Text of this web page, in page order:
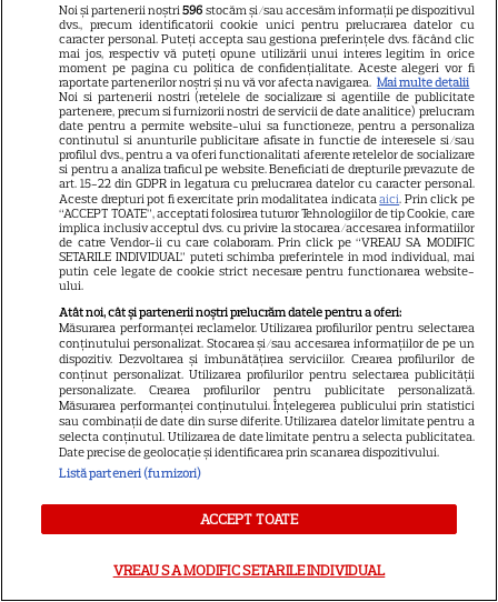
18
DISNEY PLUS
Ce vedem pe streaming între
27 iulie și 2 august 2026:
Diavolul se îmbracă de la Prada
2 pe Disney+ și mari noutăți
Netflix
15
DISNEY PLUS
Ghid de streaming, 20 – 26
iulie: „Star Trek: Noi lumi
stranii” revine cu sezonul 4. Ce
filme noi intră pe Netflix și
Max
DISNEY PLUS
Ghid streaming 13 – 19 iulie:
Octavia Spencer și Hannah
Waddingham pornesc în
Penn revine în Mystic River
Noi și partenerii noștri596 stocăm și/sau accesăm informații pe dispozitivul
dvs., precum identificatorii cookie unici pentru prelucrarea datelor cu
caracter personal. Puteți accepta sau gestiona preferințele dvs. făcând clic
mai jos, respectiv vă puteți opune utilizării unui interes legitim în orice
moment pe pagina cu politica de confidențialitate. Aceste alegeri vor fi
raportate partenerilor noștri și nu vă vor afecta navigarea. Mai multe detalii
Noi si partenerii nostri (retelele de socializare si agentiile de publicitate
partenere, precum si furnizorii nostri de servicii de date analitice) prelucram
date pentru a permite website-ului sa functioneze, pentru a personaliza
continutul si anunturile publicitare afisate in functie de interesele si/sau
profilul dvs., pentru a va oferi functionalitati aferente retelelor de socializare
si pentru a analiza traficul pe website. Beneficiati de drepturile prevazute de
art. 15-22 din GDPR in legatura cu prelucrarea datelor cu caracter personal.
Aceste drepturi pot fi exercitate prin modalitatea indicataaici. Prin click pe
“ACCEPT TOATE”, acceptati folosirea tuturor Tehnologiilor de tip Cookie, care
implica inclusiv acceptul dvs. cu privire la stocarea/accesarea informatiilor
de catre Vendor-ii cu care colaboram. Prin click pe “VREAU SA MODIFIC
SETARILE INDIVIDUAL” puteti schimba preferintele in mod individual, mai
putin cele legate de cookie strict necesare pentru functionarea website-
ului.
Atât noi, cât și partenerii noștri prelucrăm datele pentru a oferi:
Măsurarea performanței reclamelor. Utilizarea profilurilor pentru selectarea
conținutului personalizat. Stocarea și/sau accesarea informațiilor de pe un
dispozitiv. Dezvoltarea și îmbunătățirea serviciilor. Crearea profilurilor de
conținut personalizat. Utilizarea profilurilor pentru selectarea publicității
personalizate. Crearea profilurilor pentru publicitate personalizată.
Măsurarea performanței conținutului. Înțelegerea publicului prin statistici
sau combinații de date din surse diferite. Utilizarea datelor limitate pentru a
selecta conținutul. Utilizarea de date limitate pentru a selecta publicitatea.
Date precise de geolocație și identificarea prin scanarea dispozitivului.
Listă parteneri (furnizori)
ACCEPT TOATE
VREAU SA MODIFIC SETARILE INDIVIDUAL